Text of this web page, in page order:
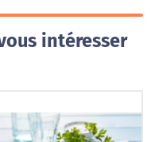
intéresser